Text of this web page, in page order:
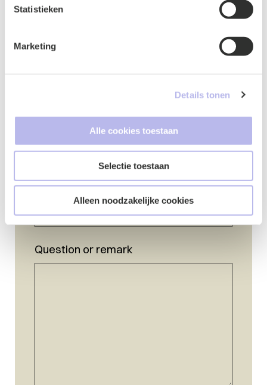
Statistieken
Marketing
Details tonen
Alle cookies toestaan
Selectie toestaan
Alleen noodzakelijke cookies
E-mail
Question or remark